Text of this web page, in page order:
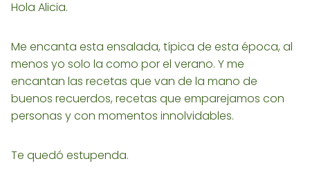
Hola Alicia.
Me encanta esta ensalada, típica de esta época, al
menos yo solo la como por el verano. Y me
encantan las recetas que van de la mano de
buenos recuerdos, recetas que emparejamos con
personas y con momentos innolvidables.
Te quedó estupenda.